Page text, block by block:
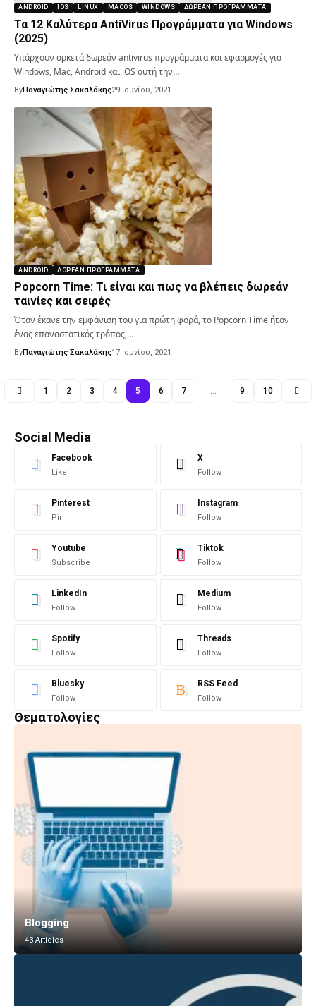
ANDROID IOS LINUX MACOS WINDOWS ΔΩΡΕΆΝ ΠΡΟΓΡΆΜΜΑΤΑ
Τα 12 Καλύτερα AntiVirus Προγράμματα για Windows
(2025)
Υπάρχουν αρκετά δωρεάν antivirus προγράμματα και εφαρμογές για
Windows, Mac, Android και iOS αυτή την…
ByΠαναγιώτης Σακαλάκης29 Ιουνίου, 2021
ANDROID ΔΩΡΕΆΝ ΠΡΟΓΡΆΜΜΑΤΑ
Popcorn Time: Τι είναι και πως να βλέπεις δωρεάν
ταινίες και σειρές
Όταν έκανε την εμφάνιση του για πρώτη φορά, το Popcorn Time ήταν
ένας επαναστατικός τρόπος,…
ByΠαναγιώτης Σακαλάκης17 Ιουνίου, 2021
1 2 3 4 5 6 7 … 9 10
Social Media
Facebook
Like
X
Follow
Pinterest
Pin
Instagram
Follow
Youtube
Subscribe
Tiktok
Follow
LinkedIn
Follow
Medium
Follow
Spotify
Follow
Threads
Follow
Bluesky
Follow
RSS Feed
Follow
Θεματολογίες
Blogging
43 Articles